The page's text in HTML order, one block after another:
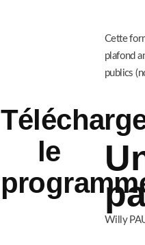
le
Cette
plafond
publics
Willy